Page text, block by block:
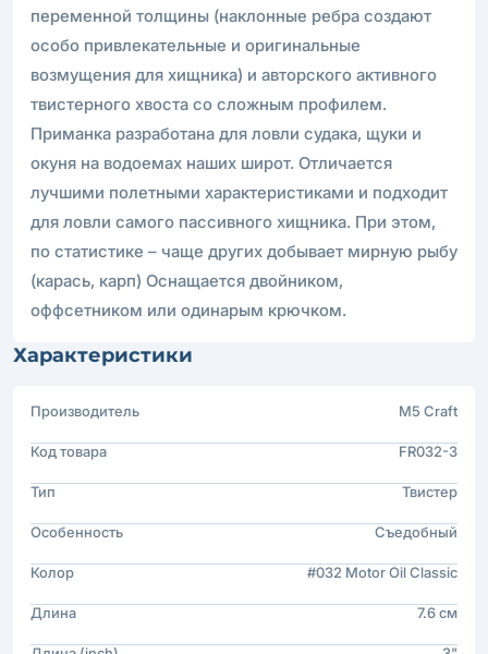
переменной толщины (наклонные ребра создают
особо привлекательные и оригинальные
возмущения для хищника) и авторского активного
твистерного хвоста со сложным профилем.
Приманка разработана для ловли судака, щуки и
окуня на водоемах наших широт. Отличается
лучшими полетными характеристиками и подходит
для ловли самого пассивного хищника. При этом,
по статистике – чаще других добывает мирную рыбу
(карась, карп) Оснащается двойником,
оффсетником или одинарым крючком.
Характеристики
Производитель M5 Craft
Код товара FR032-3
Тип Твистер
Особенность Съедобный
Колор #032 Motor Oil Classic
Длина 7.6 см